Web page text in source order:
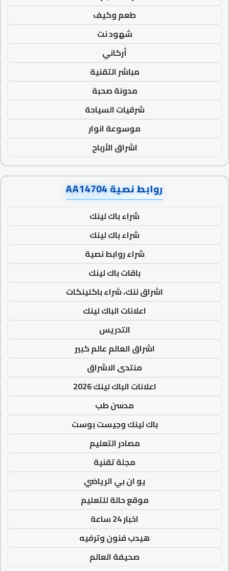
طعم وكيف
شهود نت
أركاني
مباشر التقنية
مدونة صحبة
شرقيات السياحة
موسوعة انوار
اشراق الأرباح
روابط نصية AA14704
شراء باك لينك
شراء باك لينك
شراء روابط نصية
باقات باك لينك
اشراق لنك، شراء باكلينكات
اعلانات الباك لينك
التدريس
اشراق العالم عالم كبير
منتدى الاشراق
اعلانات الباك لينك 2026
مدسن طب
باك لينك وجيست بوست
مصادر التعليم
مجلة تقنية
يو ان بي الرياضي
موقع حالة للتعليم
اخبار 24 ساعة
هيدب فنون وترفيه
صحيفة العالم